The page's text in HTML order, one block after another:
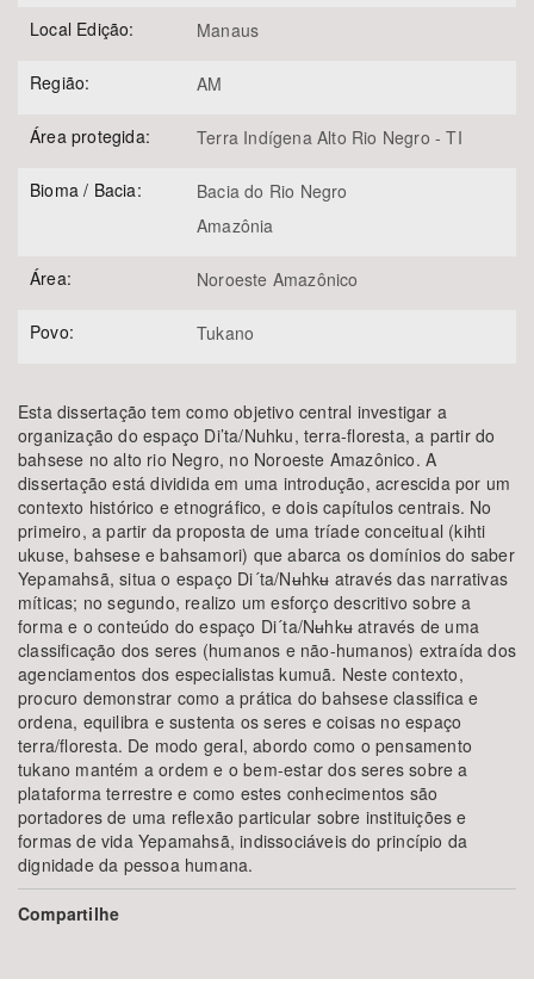
Local Edição: Manaus
Região: AM
Área protegida: Terra Indígena Alto Rio Negro - TI
Bioma / Bacia:
Bacia do Rio Negro
Amazônia
Área: Noroeste Amazônico
Povo: Tukano
Esta dissertação tem como objetivo central investigar a
organização do espaço Di’ta/Nuhku, terra-floresta, a partir do
bahsese no alto rio Negro, no Noroeste Amazônico. A
dissertação está dividida em uma introdução, acrescida por um
contexto histórico e etnográfico, e dois capítulos centrais. No
primeiro, a partir da proposta de uma tríade conceitual (kihti
ukuse, bahsese e bahsamori) que abarca os domínios do saber
Yepamahsã, situa o espaço Di´ta/Nʉhkʉ através das narrativas
míticas; no segundo, realizo um esforço descritivo sobre a
forma e o conteúdo do espaço Di´ta/Nʉhkʉ através de uma
classificação dos seres (humanos e não-humanos) extraída dos
agenciamentos dos especialistas kumuã. Neste contexto,
procuro demonstrar como a prática do bahsese classifica e
ordena, equilibra e sustenta os seres e coisas no espaço
terra/floresta. De modo geral, abordo como o pensamento
tukano mantém a ordem e o bem-estar dos seres sobre a
plataforma terrestre e como estes conhecimentos são
portadores de uma reflexão particular sobre instituições e
formas de vida Yepamahsã, indissociáveis do princípio da
dignidade da pessoa humana.
Compartilhe